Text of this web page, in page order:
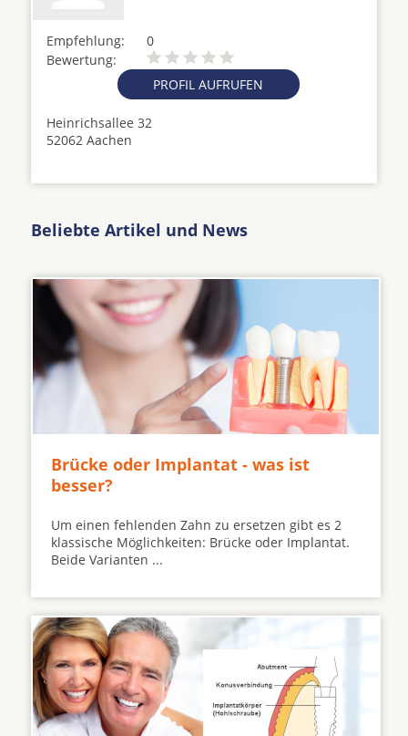
Empfehlung:
0
Bewertung:
PROFIL AUFRUFEN
Heinrichsallee 32
52062 Aachen
Beliebte Artikel und News
Brücke oder Implantat - was ist
besser?
Um einen fehlenden Zahn zu ersetzen gibt es 2
klassische Möglichkeiten: Brücke oder Implantat.
Beide Varianten ...